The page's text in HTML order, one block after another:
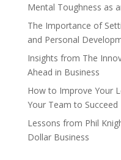
Mental Toughness as
The Importance of
and Personal
Insights from The
Ahead in Business
How to Improve Your
Your Team to Succeed
Lessons from Phil
Dollar Business